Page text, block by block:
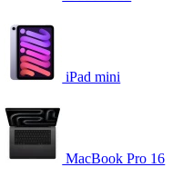
iPad mini
MacBook Pro 16